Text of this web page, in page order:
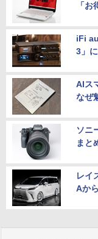
「
iFi
3」
AIス
なぜ
ソニ
まと
レイ
Aか